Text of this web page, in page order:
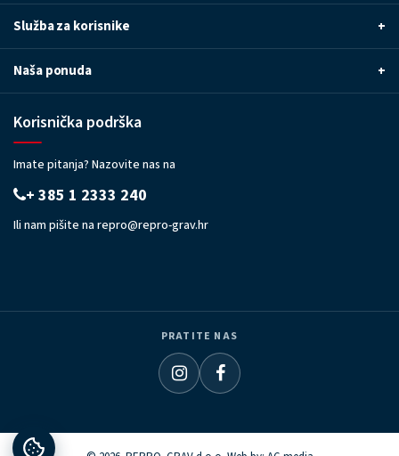
Služba za korisnike +
Naša ponuda +
Korisnička podrška
Imate pitanja? Nazovite nas na
+ 385 1 2333 240
Ili nam pišite na repro@repro-grav.hr
PRATITE NAS